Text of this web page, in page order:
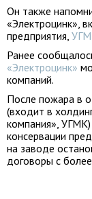
Он также
«Электроцинк»,
предприятия,
Ранее
«Электроцинк»
компаний.
После пожара в
(входит в
компания»,
консервации
на заводе
договоры с